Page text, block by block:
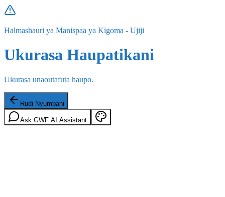
Halmashauri ya Manispaa ya Kigoma - Ujiji
Ukurasa Haupatikani
Ukurasa unaoutafuta haupo.
Rudi Nyumbani
Ask GWF AI Assistant